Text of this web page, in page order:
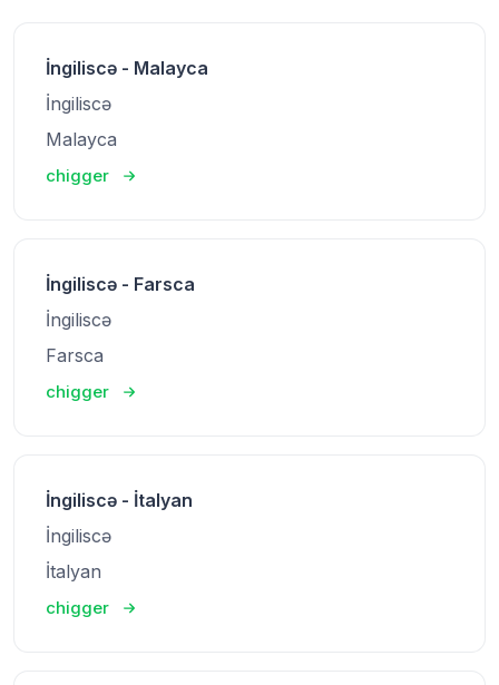
İngiliscə - Malayca
İngiliscə
Malayca
chigger
İngiliscə - Farsca
İngiliscə
Farsca
chigger
İngiliscə - İtalyan
İngiliscə
İtalyan
chigger